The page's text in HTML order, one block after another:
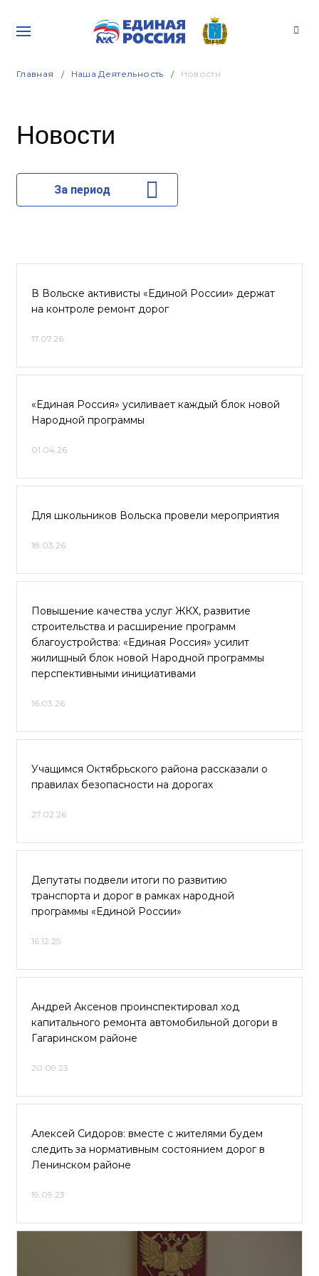
Главная Наша Деятельность Новости
Новости
За период
В Вольске активисты «Единой России» держат
на контроле ремонт дорог
17.07.26
«Единая Россия» усиливает каждый блок новой
Народной программы
01.04.26
Для школьников Вольска провели мероприятия
18.03.26
Повышение качества услуг ЖКХ, развитие
строительства и расширение программ
благоустройства: «Единая Россия» усилит
жилищный блок новой Народной программы
перспективными инициативами
16.03.26
Учащимся Октябрьского района рассказали о
правилах безопасности на дорогах
27.02.26
Депутаты подвели итоги по развитию
транспорта и дорог в рамках народной
программы «Единой России»
16.12.25
Андрей Аксенов проинспектировал ход
капитального ремонта автомобильной догори в
Гагаринском районе
20.09.23
Алексей Сидоров: вместе с жителями будем
следить за нормативным состоянием дорог в
Ленинском районе
19.09.23